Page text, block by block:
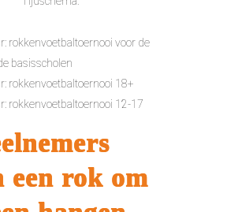
rokkenvoetbaltoernooi voor de
basisscholen
rokkenvoetbaltoernooi 18+
rokkenvoetbaltoernooi 12-17
een rok om